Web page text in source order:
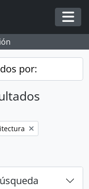
por:
filter: